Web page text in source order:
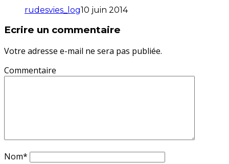
rudesvies_log10 juin 2014
Ecrire un commentaire
Votre adresse e-mail ne sera pas publiée.
Commentaire
Nom*